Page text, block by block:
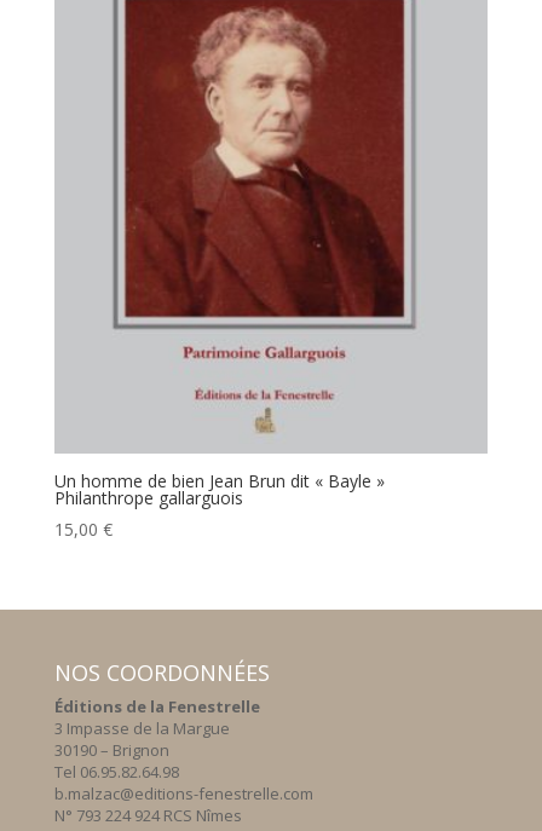
Un homme de bien Jean Brun dit « Bayle »
Philanthrope gallarguois
15,00 €
NOS COORDONNÉES
Éditions de la Fenestrelle
3 Impasse de la Margue
30190 – Brignon
Tel 06.95.82.64.98
b.malzac@editions-fenestrelle.com
N° 793 224 924 RCS Nîmes